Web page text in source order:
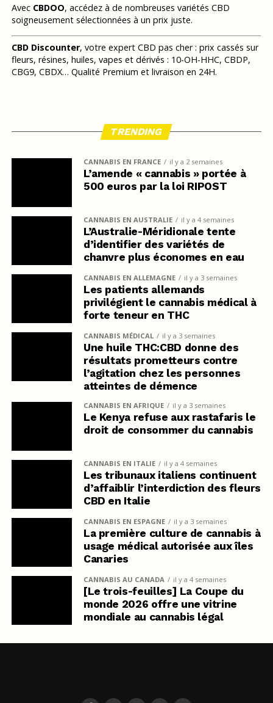
Avec CBDOO, accédez à de nombreuses variétés CBD
soigneusement sélectionnées à un prix juste.
CBD Discounter, votre expert CBD pas cher : prix cassés sur
fleurs, résines, huiles, vapes et dérivés : 10-OH-HHC, CBDP,
CBG9, CBDX… Qualité Premium et livraison en 24H.
TRENDING
CANNABIS EN FRANCE il y a 2 semaines
L’amende « cannabis » portée à
500 euros par la loi RIPOST
CANNABIS EN AUSTRALIE il y a 4 semaines
L’Australie-Méridionale tente
d’identifier des variétés de
chanvre plus économes en eau
CANNABIS EN ALLEMAGNE il y a 3 semaines
Les patients allemands
privilégient le cannabis médical à
forte teneur en THC
CANNABIS MÉDICAL il y a 3 semaines
Une huile THC:CBD donne des
résultats prometteurs contre
l’agitation chez les personnes
atteintes de démence
CANNABIS EN AFRIQUE il y a 3 semaines
Le Kenya refuse aux rastafaris le
droit de consommer du cannabis
CANNABIS EN ITALIE il y a 4 semaines
Les tribunaux italiens continuent
d’affaiblir l’interdiction des fleurs
CBD en Italie
CANNABIS EN ESPAGNE il y a 3 semaines
La première culture de cannabis à
usage médical autorisée aux îles
Canaries
CANNABIS AU CANADA il y a 4 semaines
[Le trois-feuilles] La Coupe du
monde 2026 offre une vitrine
mondiale au cannabis légal